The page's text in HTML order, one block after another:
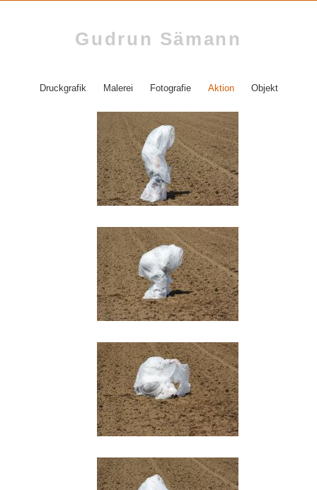
Gudrun Sämann
Druckgrafik Malerei Fotografie Aktion Objekt